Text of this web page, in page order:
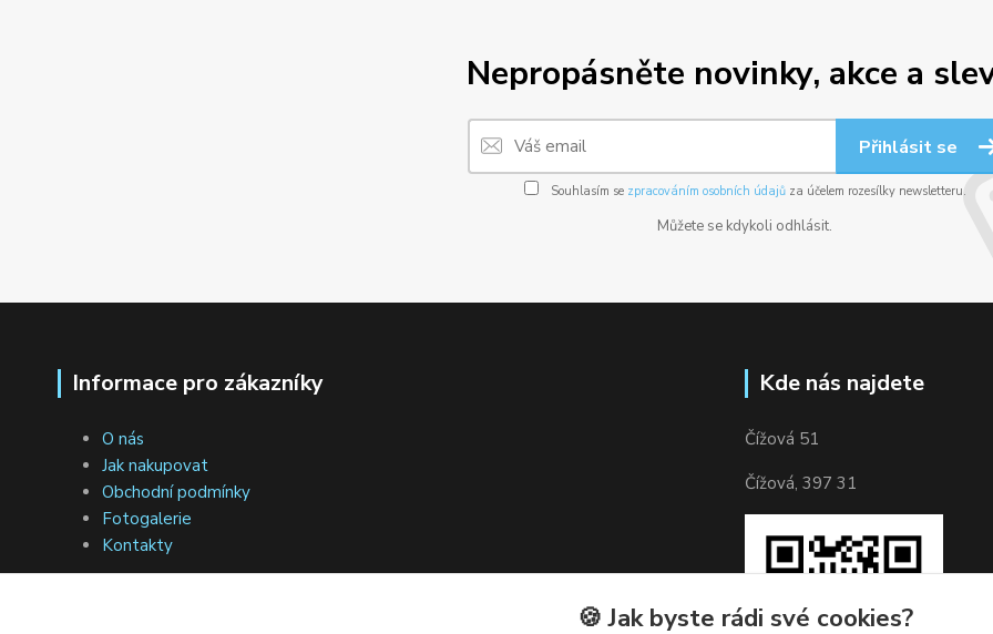
Nepropásněte novinky, akce a
Přihlásit se
Souhlasím se zpracováním osobních údajůza účelem rozesílky newsletteru.
Můžete se kdykoli odhlásit.
Informace pro zákazníky
O nás
Jak nakupovat
Obchodní podmínky
Fotogalerie
Kontakty
Kde nás najdete
Čížová 51
Čížová, 397 31
🍪 Jak byste rádi své cookies?